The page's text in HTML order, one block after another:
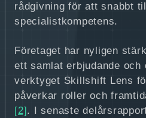
rådgivning för att snabbt
specialistkompetens.
Företaget har nyligen
ett samlat erbjudande och
verktyget Skillshift Lens
påverkar roller och
[2] . I senaste